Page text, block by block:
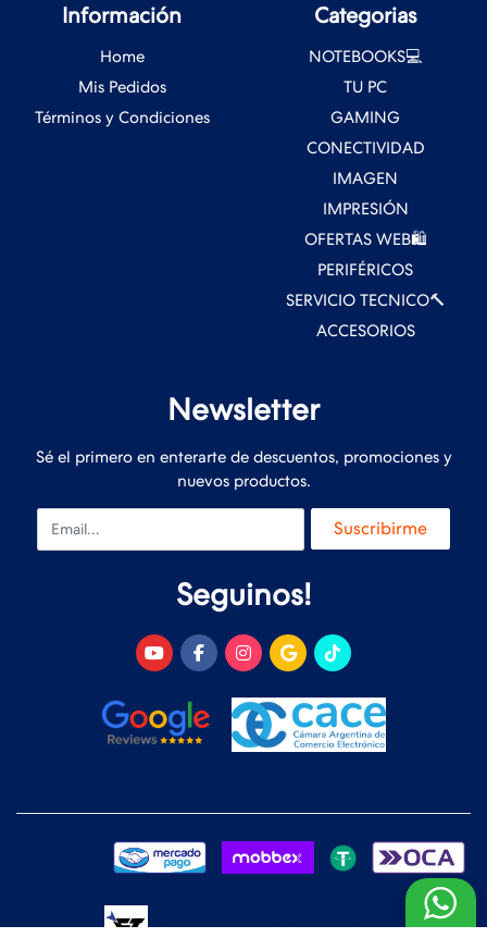
Información
Home
Mis Pedidos
Términos y Condiciones
Categorias
NOTEBOOKS💻
TU PC
GAMING
CONECTIVIDAD
IMAGEN
IMPRESIÓN
OFERTAS WEB🛍️
PERIFÉRICOS
SERVICIO TECNICO🔨
ACCESORIOS
Newsletter
Sé el primero en enterarte de descuentos, promociones y
nuevos productos.
Email Suscribirme
Seguinos!
Desarrollado y Diseñado por FoxTienda